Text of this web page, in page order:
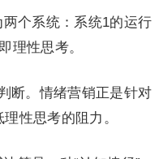
个系统：系统1的运行
理性思考。
断。情绪营销正是针对
性思考的阻力。